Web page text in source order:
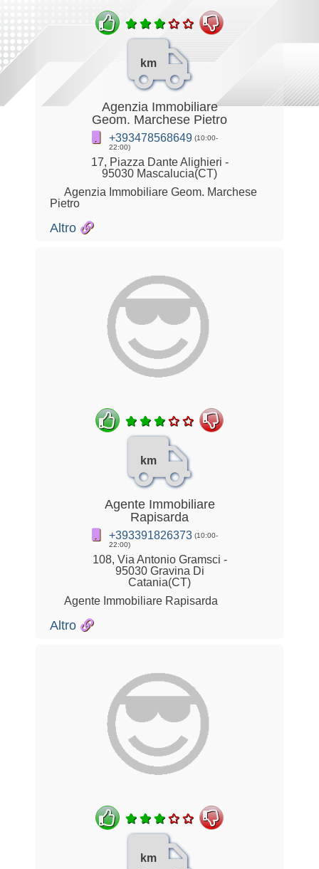
km
Agenzia Immobiliare
Geom. Marchese Pietro
+393478568649 (10:00-
22:00)
17, Piazza Dante Alighieri -
95030 Mascalucia(CT)
Agenzia Immobiliare Geom. Marchese
Pietro
Altro
km
Agente Immobiliare
Rapisarda
+393391826373 (10:00-
22:00)
108, Via Antonio Gramsci -
95030 Gravina Di
Catania(CT)
Agente Immobiliare Rapisarda
Altro
km